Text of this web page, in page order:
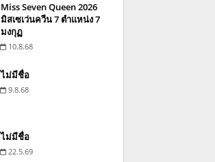
Miss Seven Queen 2026
มิสเซเว่นควีน 7 ตำแหน่ง 7
มงกุฏ
10.8.68
ไม่มีชื่อ
9.8.68
ไม่มีชื่อ
22.5.69